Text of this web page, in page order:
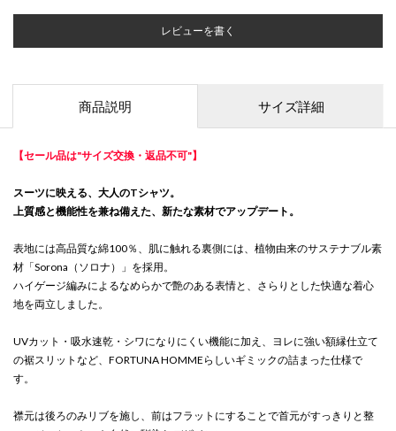
レビューを書く
商品説明 サイズ詳細
【セール品は"サイズ交換・返品不可"】
スーツに映える、大人のTシャツ。
上質感と機能性を兼ね備えた、新たな素材でアップデート。
表地には高品質な綿100％、肌に触れる裏側には、植物由来のサステナブル素
材「Sorona（ソロナ）」を採用。
ハイゲージ編みによるなめらかで艶のある表情と、さらりとした快適な着心
地を両立しました。
UVカット・吸水速乾・シワになりにくい機能に加え、ヨレに強い額縁仕立て
の裾スリットなど、FORTUNA HOMMEらしいギミックの詰まった仕様で
す。
襟元は後ろのみリブを施し、前はフラットにすることで首元がすっきりと整